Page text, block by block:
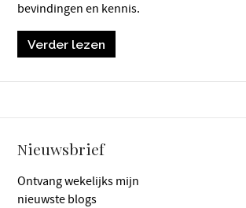
bevindingen en kennis.
Verder lezen
Nieuwsbrief
Ontvang wekelijks mijn
nieuwste blogs